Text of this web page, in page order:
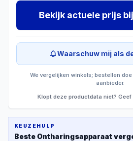
Bekijk actuele prijs bij
Waarschuw mij als
We vergelijken winkels; bestellen
aanbieder.
Klopt deze productdata niet?
KEUZEHULP
Beste Ontharingsapparaat